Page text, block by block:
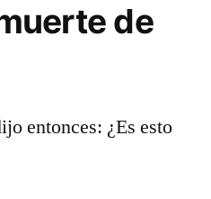
de
entonces: ¿Es esto